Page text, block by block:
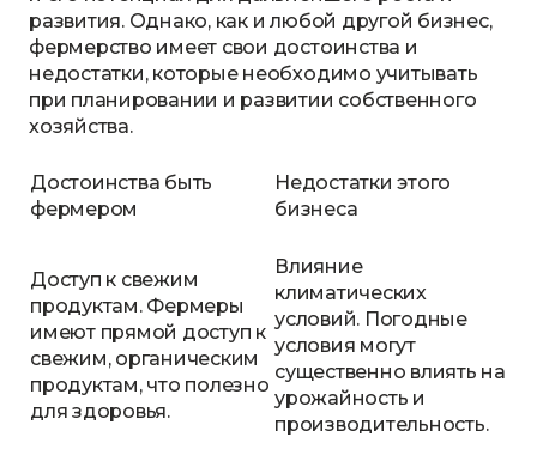
развития. Однако, как и любой другой бизнес,
фермерство имеет свои достоинства и
недостатки, которые необходимо учитывать
при планировании и развитии собственного
хозяйства.
Достоинства быть
фермером
Недостатки этого
бизнеса
Доступ к свежим
продуктам. Фермеры
имеют прямой доступ к
свежим, органическим
продуктам, что полезно
для здоровья.
Влияние
климатических
условий. Погодные
условия могут
существенно влиять на
урожайность и
производительность.